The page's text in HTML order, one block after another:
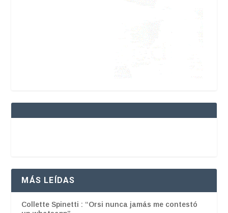
MÁS LEÍDAS
Collette Spinetti : “Orsi nunca jamás me contestó